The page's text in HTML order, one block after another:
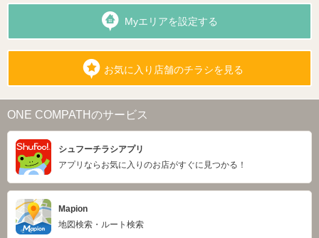
Myエリアを設定する
お気に入り店舗のチラシを見る
ONE COMPATHのサービス
シュフーチラシアプリ
アプリならお気に入りのお店がすぐに見つかる！
Mapion
地図検索・ルート検索